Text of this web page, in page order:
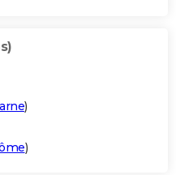
)
)